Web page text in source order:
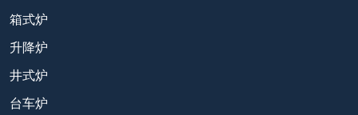
箱式炉
升降炉
井式炉
台车炉